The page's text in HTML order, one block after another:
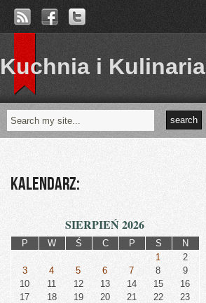
Kuchnia i Kulinaria
Kalendarz:
SIERPIEŃ 2026
P W Ś C P S
N
1
2
3
4 5 6 7 8
9
10
11 12 13 14 15
16
17
18 19 20 21 22
23